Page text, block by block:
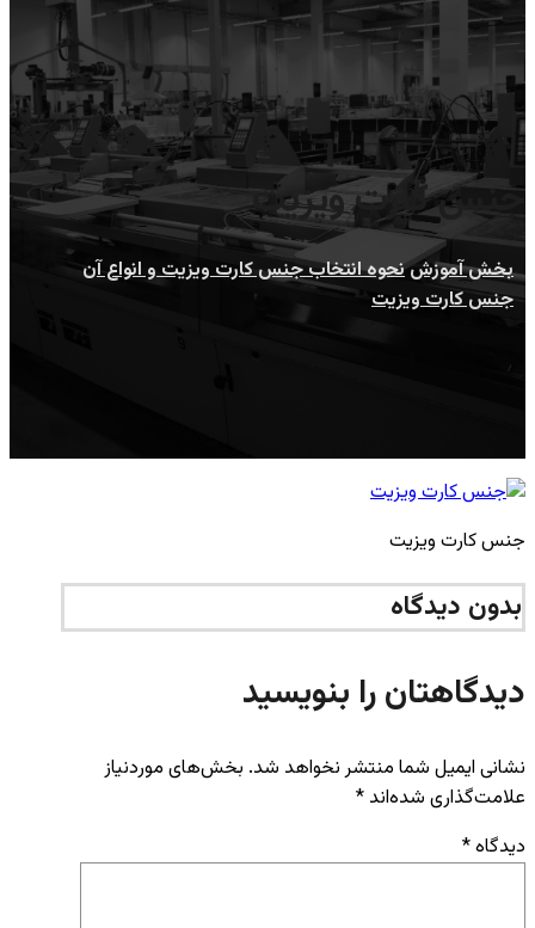
جنس کارت ویزیت
بخش آموزشنحوه انتخاب جنس کارت ویزیت و انواع آن
جنس کارت ویزیت
جنس کارت ویزیت
بدون دیدگاه
دیدگاهتان را بنویسید
نشانی ایمیل شما منتشر نخواهد شد. بخش‌های موردنیاز
علامت‌گذاری شده‌اند *
دیدگاه*